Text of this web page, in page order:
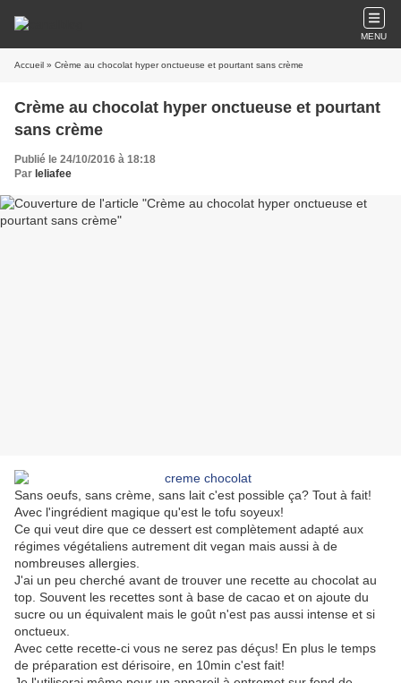
MENU
Accueil » Crème au chocolat hyper onctueuse et pourtant sans crème
Crème au chocolat hyper onctueuse et pourtant
sans crème
Publié le 24/10/2016 à 18:18
Par leliafee
Sans oeufs, sans crème, sans lait c'est possible ça? Tout à fait!
Avec l'ingrédient magique qu'est le tofu soyeux!
Ce qui veut dire que ce dessert est complètement adapté aux
régimes végétaliens autrement dit vegan mais aussi à de
nombreuses allergies.
J'ai un peu cherché avant de trouver une recette au chocolat au
top. Souvent les recettes sont à base de cacao et on ajoute du
sucre ou un équivalent mais le goût n'est pas aussi intense et si
onctueux.
Avec cette recette-ci vous ne serez pas déçus! En plus le temps
de préparation est dérisoire, en 10min c'est fait!